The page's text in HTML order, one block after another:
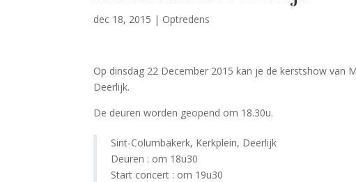
dec 18, 2015 | Optredens
Op dinsdag 22 December 2015 kan je de kerstshow van
Deerlijk.
De deuren worden geopend om 18.30u.
Sint-Columbakerk, Kerkplein, Deerlijk
Deuren : om 18u30
Start concert : om 19u30